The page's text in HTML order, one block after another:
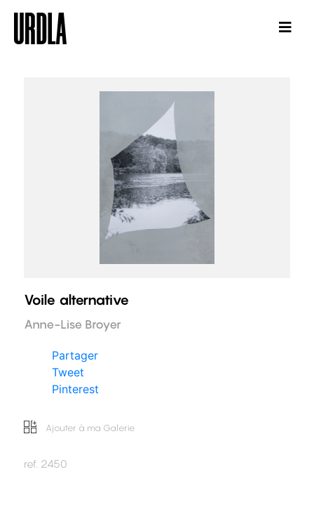
Voile alternative
Anne-Lise Broyer
Partager
Tweet
Pinterest
Ajouter à ma Galerie
ref. 2450